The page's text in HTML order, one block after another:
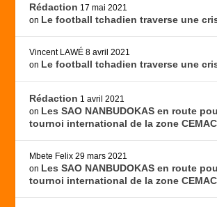
Rédaction 17 mai 2021
on Le football tchadien traverse une
Vincent LAWÉ 8 avril 2021
on Le football tchadien traverse une
Rédaction 1 avril 2021
on Les SAO NANBUDOKAS en route
tournoi international de la zone
Mbete Felix 29 mars 2021
on Les SAO NANBUDOKAS en route
tournoi international de la zone